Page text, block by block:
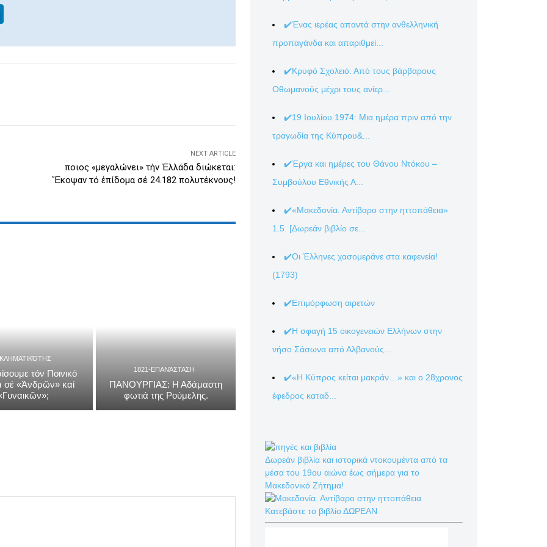
k
NEXT ARTICLE
Ὅποιος «μεγαλώνει» τήν Ἑλλάδα διώκεται:
Ἔκοψαν τό ἐπίδομα σέ 24.182 πολυτέκνους!
τόν Ποινικό
σέ «Ἀνδρῶν» καί
1821-ΕΠΑΝΆΣΤΑΣΗ
ΠΑΝΟΥΡΓΙΑΣ: Η Αδάμαστη
φωτιά της Ρούμελης.
✔️Ένας ιερέας απαντά στην ανθελληνική
προπαγάνδα και απαριθμεί...
✔️Κρυφό Σχολειό: Από τους βάρβαρους
Οθωμανούς μέχρι τους ανίερ...
✔️19 Ιουλίου 1974: Μια ημέρα πριν από την
τραγωδία της Κύπρου&...
✔️Έργα και ημέρες του Θάνου Ντόκου –
Συμβούλου Εθνικής Α...
✔️«Μακεδονία. Αντίβαρο στην ηττοπάθεια»
1.5. [Δωρεάν βιβλίο σε...
✔️Οι Έλληνες χασομεράνε στα καφενεία!
(1793)
✔️Επιμόρφωση αιρετών
✔️Η σφαγή 15 οικογενειών Ελλήνων στην
νήσο Σάσωνα από Αλβανούς...
✔️«Η Κύπρος κείται μακράν…» και ο 28χρονος
έφεδρος καταδ...
Δωρεάν βιβλία και ιστορικά ντοκουμέντα από τα
μέσα του 19ου αιώνα έως σήμερα για το
Μακεδονικό Ζήτημα!
Κατεβάστε το βιβλίο ΔΩΡΕΑΝ